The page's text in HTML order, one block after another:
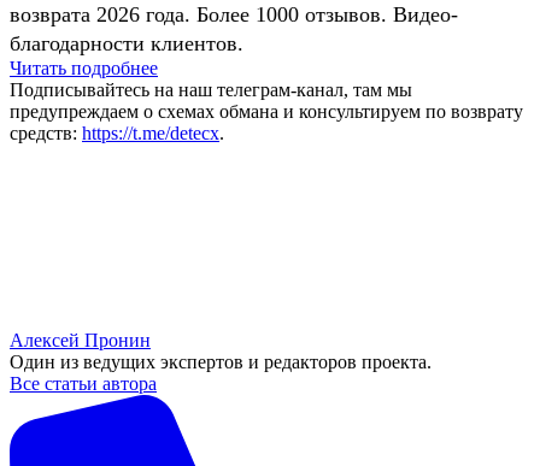
возврата 2026 года. Более 1000 отзывов. Видео-
благодарности клиентов.
Читать подробнее
Подписывайтесь на наш телеграм-канал, там мы
предупреждаем о схемах обмана и консультируем по возврату
средств: https://t.me/detecx.
Алексей Пронин
Один из ведущих экспертов и редакторов проекта.
Все статьи автора